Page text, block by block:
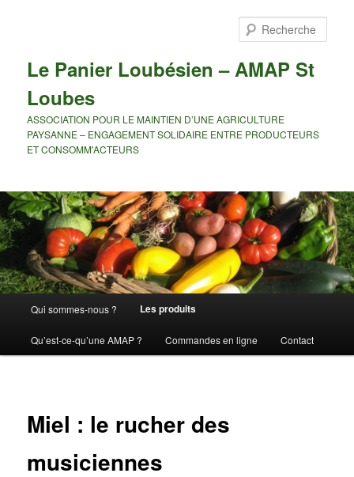
Le Panier Loubésien – AMAP St
Loubes
ASSOCIATION POUR LE MAINTIEN D’UNE AGRICULTURE
PAYSANNE – ENGAGEMENT SOLIDAIRE ENTRE PRODUCTEURS
ET CONSOMM'ACTEURS
Aller au contenu principal
Qui sommes-nous ? Les produits
Qu’est-ce-qu’une AMAP ? Commandes en ligne Contact
Miel : le rucher des
musiciennes